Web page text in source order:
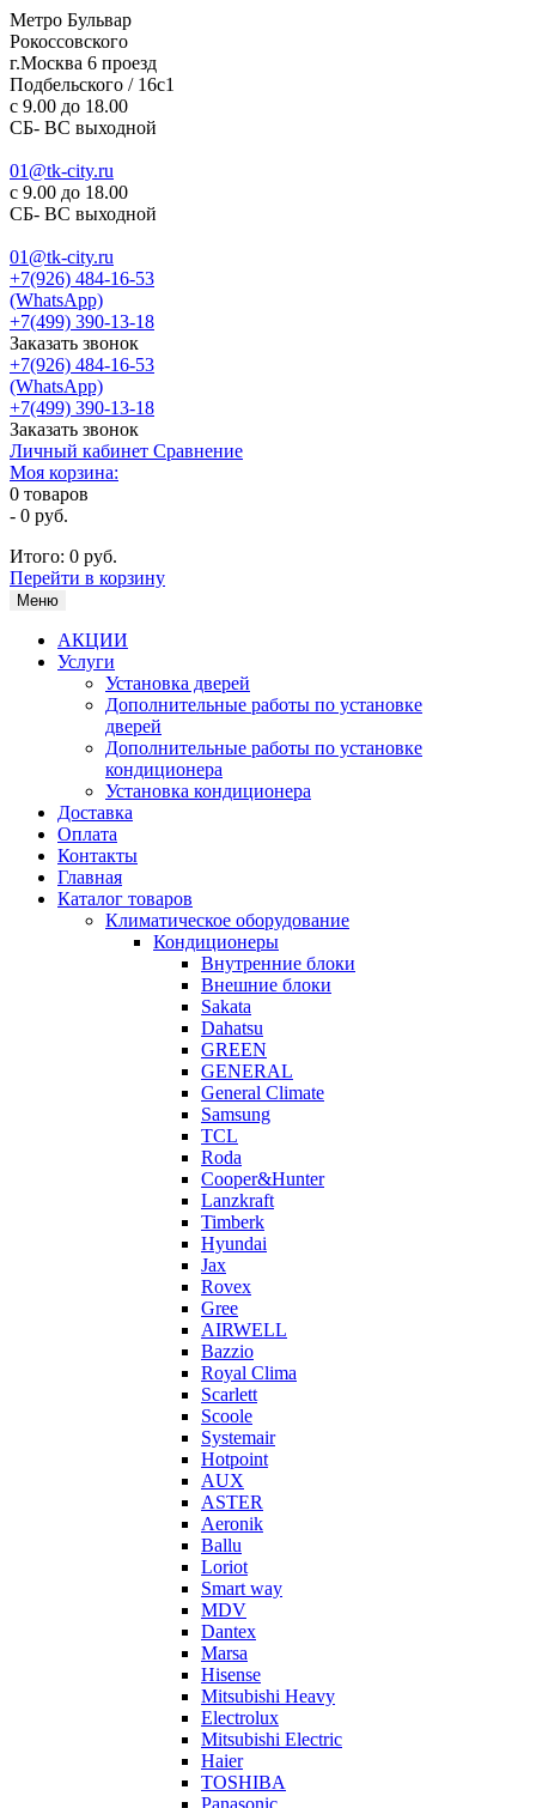
Метро Бульвар
Рокоссовского
г.Москва 6 проезд
Подбельского / 16с1
c 9.00 до 18.00
СБ- ВС выходной
01@tk-city.ru
c 9.00 до 18.00
СБ- ВС выходной
01@tk-city.ru
+7(926) 484-16-53
(WhatsApp)
+7(499) 390-13-18
Заказать звонок
+7(926) 484-16-53
(WhatsApp)
+7(499) 390-13-18
Заказать звонок
Личный кабинет Сравнение
Моя корзина:
0 товаров
- 0 руб.
Итого: 0 руб.
Перейти в корзину
Меню
АКЦИИ
Услуги
Установка дверей
Дополнительные работы по установке
дверей
Дополнительные работы по установке
кондиционера
Установка кондиционера
Доставка
Оплата
Контакты
Главная
Каталог товаров
Климатическое оборудование
Кондиционеры
Внутренние блоки
Внешние блоки
Sakata
Dahatsu
GREEN
GENERAL
General Climate
Samsung
TCL
Roda
Cooper&Hunter
Lanzkraft
Timberk
Hyundai
Jax
Rovex
Gree
AIRWELL
Bazzio
Royal Clima
Scarlett
Scoole
Systemair
Hotpoint
AUX
ASTER
Aeronik
Ballu
Loriot
Smart way
MDV
Dantex
Marsa
Hisense
Mitsubishi Heavy
Electrolux
Mitsubishi Electric
Haier
TOSHIBA
Panasonic